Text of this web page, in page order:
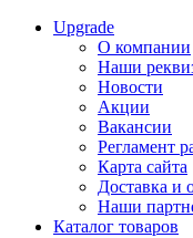
Upgrade
О компании
Наши
Новости
Акции
Вакансии
Регламент
Карта сайта
Доставка и
Наши
Каталог товаров